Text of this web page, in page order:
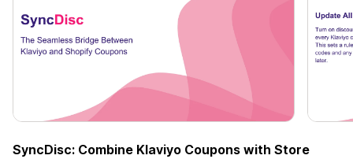
SyncDisc: Combine Klaviyo Coupons with Store